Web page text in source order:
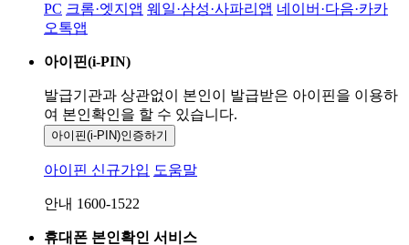
PC 크롬·엣지앱 웨일·삼성·사파리앱 네이버·다음·카카
오톡앱
아이핀(i-PIN)
발급기관과 상관없이 본인이 발급받은 아이핀을 이용하
여 본인확인을 할 수 있습니다.
아이핀(i-PIN)인증하기
아이핀 신규가입 도움말
안내 1600-1522
휴대폰 본인확인 서비스